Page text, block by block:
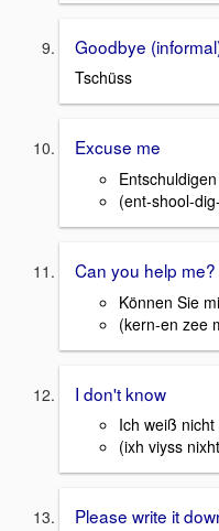
Goodbye
Tschüss
Excuse me
(ent-shool-
Can you help me?
Können Sie
(kern-en zee
I don't know
Ich weiß nicht
(ixh viyss
Please write it